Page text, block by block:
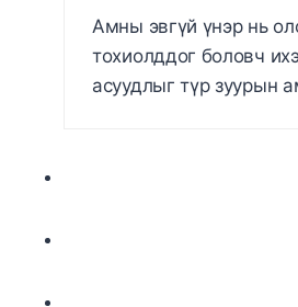
Амны эвгүй үнэр нь
тохиолддог боловч
асуудлыг түр зуурын